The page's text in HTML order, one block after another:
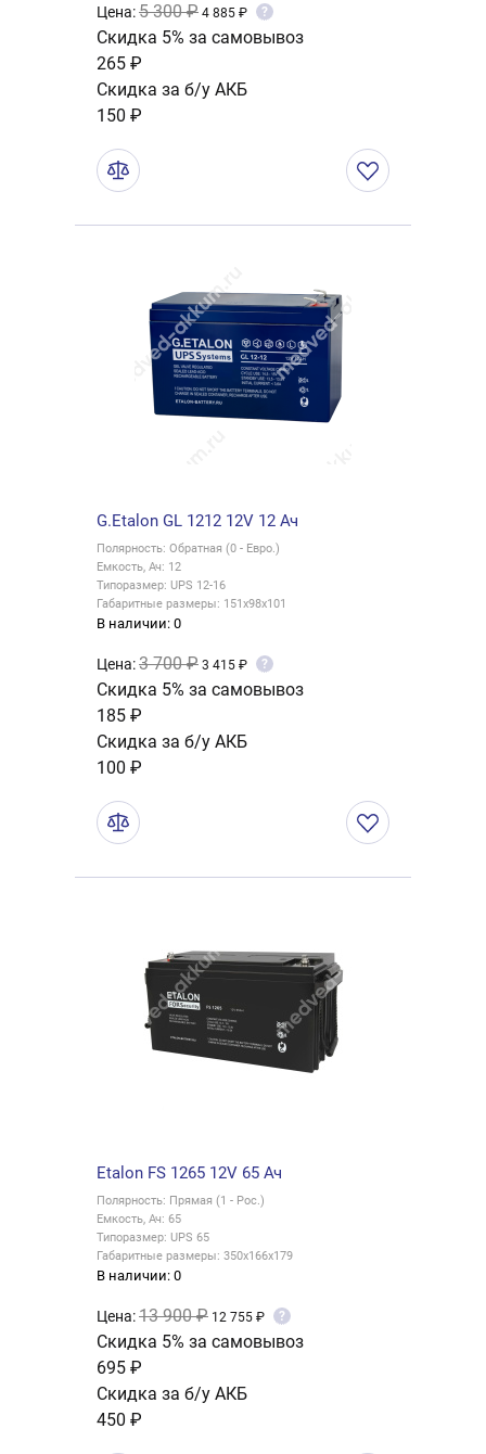
Цена:5 300 ₽ 4 885 ₽ ?
Скидка 5% за самовывоз
265 ₽
Скидка за б/у АКБ
150 ₽
G.Etalon GL 1212 12V 12 Ач
Полярность: Обратная (0 - Евро.)
Емкость, Ач: 12
Типоразмер: UPS 12-16
Габаритные размеры: 151x98x101
В наличии: 0
Цена:3 700 ₽ 3 415 ₽ ?
Скидка 5% за самовывоз
185 ₽
Скидка за б/у АКБ
100 ₽
Etalon FS 1265 12V 65 Ач
Полярность: Прямая (1 - Рос.)
Емкость, Ач: 65
Типоразмер: UPS 65
Габаритные размеры: 350x166x179
В наличии: 0
Цена:13 900 ₽ 12 755 ₽ ?
Скидка 5% за самовывоз
695 ₽
Скидка за б/у АКБ
450 ₽